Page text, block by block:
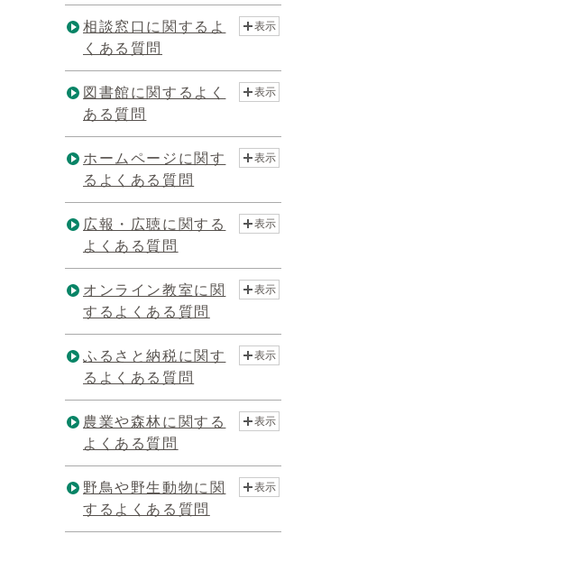
相談窓口に関するよ
くある質問
表示
図書館に関するよく
ある質問
表示
ホームページに関す
るよくある質問
表示
広報・広聴に関する
よくある質問
表示
オンライン教室に関
するよくある質問
表示
ふるさと納税に関す
るよくある質問
表示
農業や森林に関する
よくある質問
表示
野鳥や野生動物に関
するよくある質問
表示